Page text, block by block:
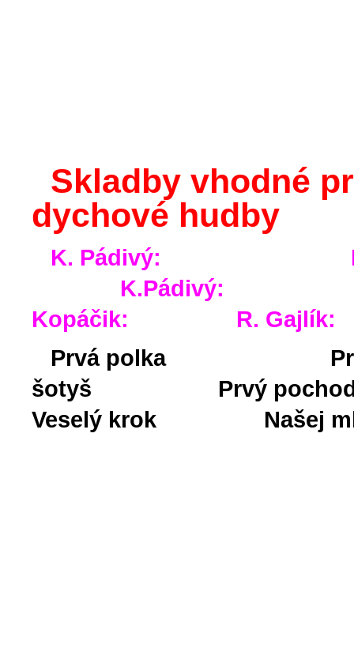
Skladby vhodné
dychové hudby
K. Pádivý:
K.Pádivý:
Kopáčik: R.
Prvá polka
šotyš
Prvý
Veselý krok Našej